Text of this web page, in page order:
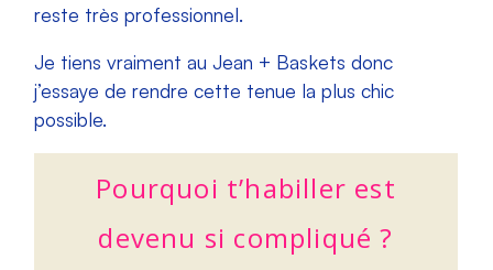
reste très professionnel.
Je tiens vraiment au Jean + Baskets donc
j’essaye de rendre cette tenue la plus chic
possible.